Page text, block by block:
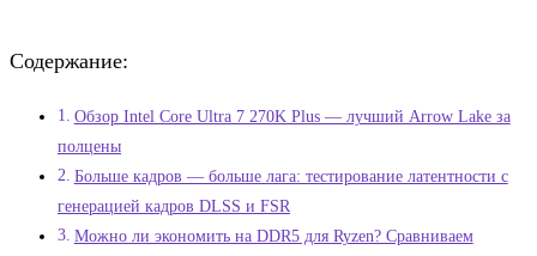
Содержание:
Обзор Intel Core Ultra 7 270K Plus — лучший Arrow Lake за
полцены
Больше кадров — больше лага: тестирование латентности с
генерацией кадров DLSS и FSR
Можно ли экономить на DDR5 для Ryzen? Сравниваем